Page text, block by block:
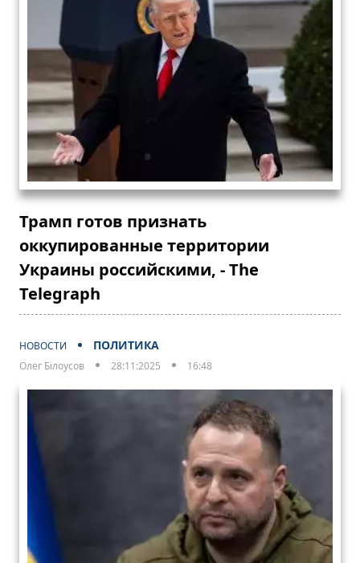
Трамп готов признать
оккупированные территории
Украины российскими, - The
Telegraph
НОВОСТИ ПОЛИТИКА
Олег Білоусов 28:11:2025 16:48